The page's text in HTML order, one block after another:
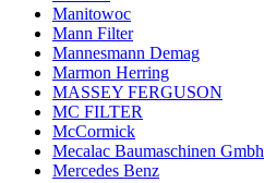
Manitowoc
Mann Filter
Mannesmann Demag
Marmon Herring
MASSEY FERGUSON
MC FILTER
McCormick
Mecalac Baumaschinen Gmbh
Mercedes Benz